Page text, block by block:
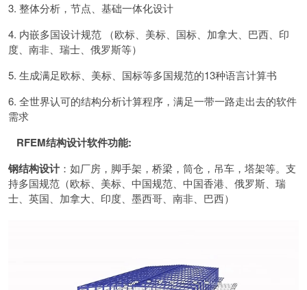
3. 整体分析，节点、基础一体化设计
4. 内嵌多国设计规范 （欧标、美标、国标、加拿大、巴西、印
度、南非、瑞士、俄罗斯等）
5. 生成满足欧标、美标、国标等多国规范的13种语言计算书
6. 全世界认可的结构分析计算程序，满足一带一路走出去的软件
需求
RFEM结构设计软件功能:
钢结构设计：如厂房，脚手架，桥梁，筒仓，吊车，塔架等。支
持多国规范（欧标、美标、中国规范、中国香港、俄罗斯、瑞
士、英国、加拿大、印度、墨西哥、南非、巴西）